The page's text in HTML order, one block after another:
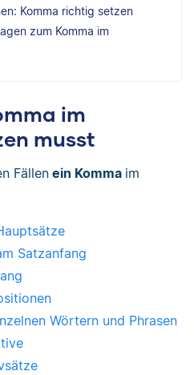
Komma richtig setzen
zum Komma im
im
musst
Fällenein Komma im
Satzanfang
Wörtern und Phrasen